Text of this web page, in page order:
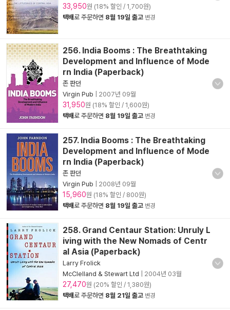
33,950원 (18% 할인 / 1,700원)
택배로 주문하면 8월 19일 출고 변경
256. India Booms : The Breathtaking
Development and Influence of Mode
rn India (Paperback)
존 판던
Virgin Pub
2007년 09월
31,950원 (18% 할인 / 1,600원)
택배로 주문하면 8월 19일 출고 변경
257. India Booms : The Breathtaking
Development and Influence of Mode
rn India (Paperback)
존 판던
Virgin Pub
2008년 09월
15,960원 (18% 할인 / 800원)
택배로 주문하면 8월 19일 출고 변경
258. Grand Centaur Station: Unruly L
iving with the New Nomads of Centr
al Asia (Paperback)
Larry Frolick
McClelland & Stewart Ltd
2004년 03월
27,470원 (20% 할인 / 1,380원)
택배로 주문하면 8월 21일 출고 변경